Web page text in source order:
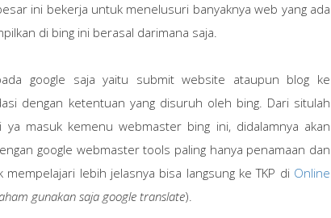
ini bekerja untuk menelusuri banyaknya web yang ada
di bing ini berasal darimana saja.
google saja yaitu submit website ataupun blog ke
dengan ketentuan yang disuruh oleh bing. Dari situlah
masuk kemenu webmaster bing ini, didalamnya akan
google webmaster tools paling hanya penamaan dan
lebih jelasnya bisa langsung ke TKP di Online
gunakan saja google translate).